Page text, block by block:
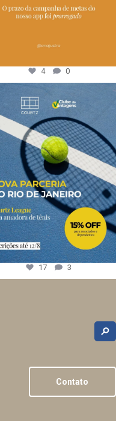
4 0
17 3
Contato